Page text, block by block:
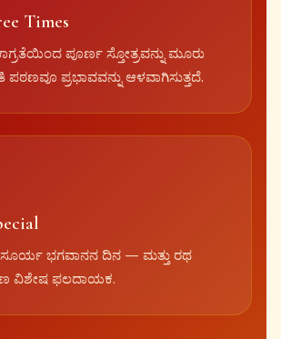
Times
ಪೂರ್ಣ ಸ್ತೋತ್ರವನ್ನು ಮೂರು
ಪಠಣವೂ ಪ್ರಭಾವವನ್ನು ಆಳವಾಗಿಸುತ್ತದೆ.
ಭಗವಾನನ ದಿನ — ಮತ್ತು ರಥ
ವಿಶೇಷ ಫಲದಾಯಕ.